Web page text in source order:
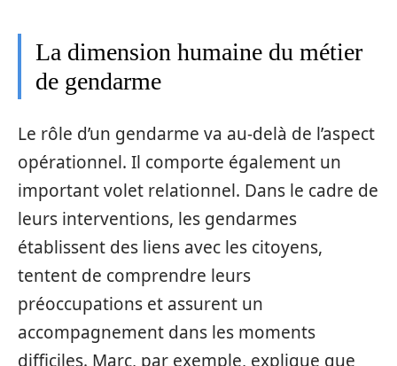
La dimension humaine du métier
de gendarme
Le rôle d’un gendarme va au-delà de l’aspect
opérationnel. Il comporte également un
important volet relationnel. Dans le cadre de
leurs interventions, les gendarmes
établissent des liens avec les citoyens,
tentent de comprendre leurs
préoccupations et assurent un
accompagnement dans les moments
difficiles. Marc, par exemple, explique que